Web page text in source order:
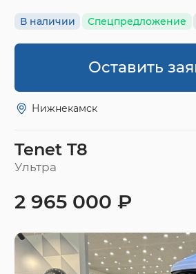
В наличии Спецпредложение
Оставить
Нижнекамск
Tenet T8
Ультра
2 965 000 ₽